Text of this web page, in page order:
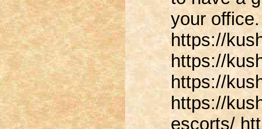
your
https://
https://
https://
https://
escorts/